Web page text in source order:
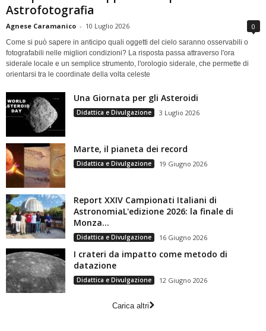
Astrofotografia
Agnese Caramanico - 10 Luglio 2026 0
Come si può sapere in anticipo quali oggetti del cielo saranno osservabili o
fotografabili nelle migliori condizioni? La risposta passa attraverso l'ora
siderale locale e un semplice strumento, l'orologio siderale, che permette di
orientarsi tra le coordinate della volta celeste
Una Giornata per gli Asteroidi
Didattica e Divulgazione 3 Luglio 2026
Marte, il pianeta dei record
Didattica e Divulgazione 19 Giugno 2026
Report XXIV Campionati Italiani di
AstronomiaL'edizione 2026: la finale di
Monza...
Didattica e Divulgazione 16 Giugno 2026
I crateri da impatto come metodo di
datazione
Didattica e Divulgazione 12 Giugno 2026
Carica altri